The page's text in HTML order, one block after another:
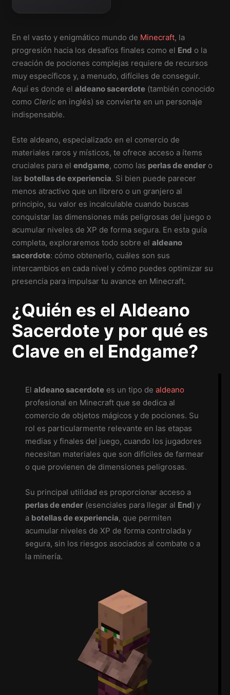
En el vasto y enigmático mundo de Minecraft, la
progresión hacia los desafíos finales como el End o la
creación de pociones complejas requiere de recursos
muy específicos y, a menudo, difíciles de conseguir.
Aquí es donde elaldeano sacerdote (también conocido
como Cleric en inglés) se convierte en un personaje
indispensable.
Este aldeano, especializado en el comercio de
materiales raros y místicos, te ofrece acceso a ítems
cruciales para elendgame, como las perlas de ender o
las botellas de experiencia. Si bien puede parecer
menos atractivo que un librero o un granjero al
principio, su valor es incalculable cuando buscas
conquistar las dimensiones más peligrosas del juego o
acumular niveles de XP de forma segura. En esta guía
completa, exploraremos todo sobre elaldeano
sacerdote: cómo obtenerlo, cuáles son sus
intercambios en cada nivel y cómo puedes optimizar su
presencia para impulsar tu avance en Minecraft.
¿Quién es el Aldeano
Sacerdote y por qué es
Clave en el Endgame?
El aldeano sacerdotees un tipo de aldeano
profesional en Minecraft que se dedica al
comercio de objetos mágicos y de pociones. Su
rol es particularmente relevante en las etapas
medias y finales del juego, cuando los jugadores
necesitan materiales que son difíciles de farmear
o que provienen de dimensiones peligrosas.
Su principal utilidad es proporcionar acceso a
perlas de ender(esenciales para llegar al End) y
a botellas de experiencia, que permiten
acumular niveles de XP de forma controlada y
segura, sin los riesgos asociados al combate o a
la minería.